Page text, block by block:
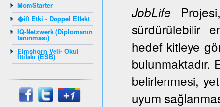
MomStarter
�ift Etki - Doppel Effekt
IQ-Netzwerk (Diplomanın
tanınması)
Elmshorn Veli- Okul
İttifakı (ESB)
JobLife
sürdürülebilir
hedef kitleye
bulunmaktadır.
belirlenmesi,
uyum